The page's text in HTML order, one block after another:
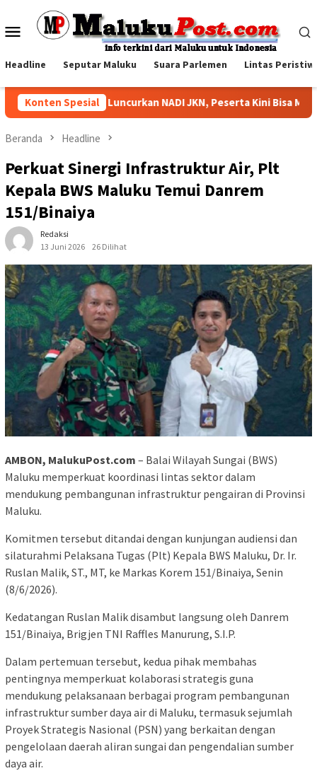
konten
Menu
Headline Seputar Maluku Suara Parlemen Lintas
Konten Spesial
Kesehatan Luncurkan NADI JKN, Peserta Kini Bisa
Beranda Headline
Perkuat Sinergi Infrastruktur Air, Plt
Kepala BWS Maluku Temui Danrem
151/Binaiya
Redaksi
13 Juni 2026
26 Dilihat
AMBON, MalukuPost.com – Balai Wilayah Sungai (BWS)
Maluku memperkuat koordinasi lintas sektor dalam
mendukung pembangunan infrastruktur pengairan di Provinsi
Maluku.
Komitmen tersebut ditandai dengan kunjungan audiensi dan
silaturahmi Pelaksana Tugas (Plt) Kepala BWS Maluku, Dr. Ir.
Ruslan Malik, ST., MT, ke Markas Korem 151/Binaiya, Senin
(8/6/2026).
Kedatangan Ruslan Malik disambut langsung oleh Danrem
151/Binaiya, Brigjen TNI Raffles Manurung, S.I.P.
Dalam pertemuan tersebut, kedua pihak membahas
pentingnya memperkuat kolaborasi strategis guna
mendukung pelaksanaan berbagai program pembangunan
infrastruktur sumber daya air di Maluku, termasuk sejumlah
Proyek Strategis Nasional (PSN) yang berkaitan dengan
pengelolaan daerah aliran sungai dan pengendalian sumber
daya air.